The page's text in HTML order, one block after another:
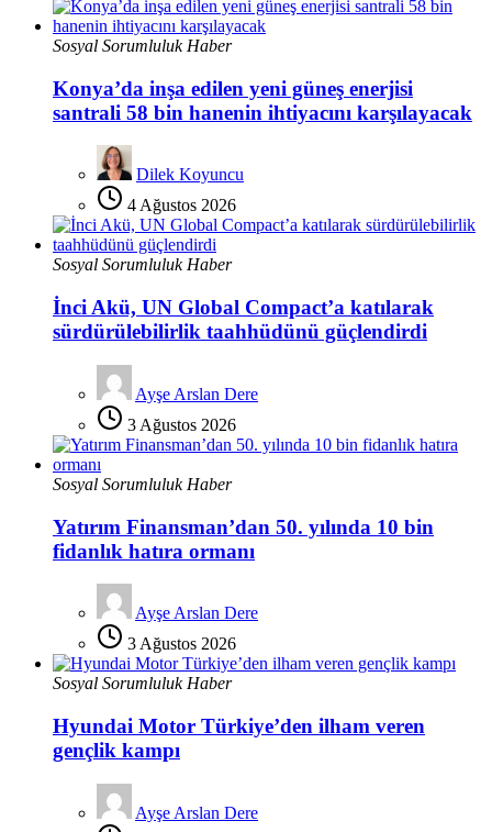
Sosyal Sorumluluk Haber
Konya’da inşa edilen yeni güneş enerjisi
santrali 58 bin hanenin ihtiyacını karşılayacak
Dilek Koyuncu
4 Ağustos 2026
Sosyal Sorumluluk Haber
İnci Akü, UN Global Compact’a katılarak
sürdürülebilirlik taahhüdünü güçlendirdi
Ayşe Arslan Dere
3 Ağustos 2026
Sosyal Sorumluluk Haber
Yatırım Finansman’dan 50. yılında 10 bin
fidanlık hatıra ormanı
Ayşe Arslan Dere
3 Ağustos 2026
Sosyal Sorumluluk Haber
Hyundai Motor Türkiye’den ilham veren
gençlik kampı
Ayşe Arslan Dere